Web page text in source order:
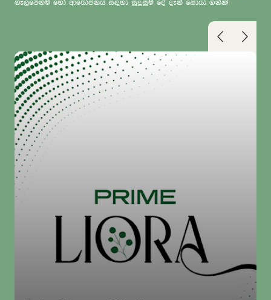
ගැලපෙනම හෝ ආයෝජනය සඳහා සුදුසුම දේ දැන් සොයා ගන්න!